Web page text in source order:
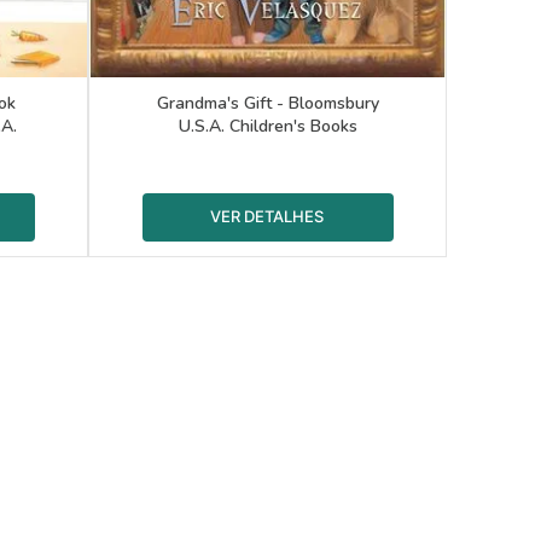
Grandma's Gift - Bloomsbury
U.S.A. Children's Books